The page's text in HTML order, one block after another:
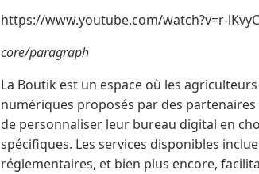
https://www.youtube.com/watch?v=r-
core/paragraph
La Boutik est un espace où les
numériques proposés par des
de personnaliser leur bureau digital en
spécifiques. Les services disponibles
réglementaires, et bien plus encore,